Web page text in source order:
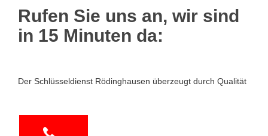
Rufen Sie uns an, wir sind
in 15 Minuten da:
Der Schlüsseldienst Rödinghausen überzeugt durch Qualität